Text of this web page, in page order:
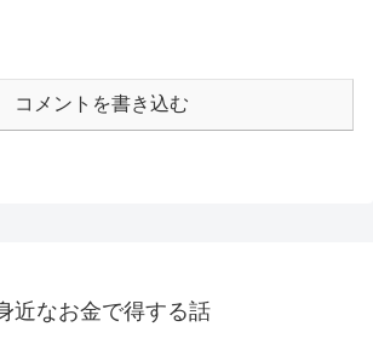
コメントを書き込む
近なお金で得する話